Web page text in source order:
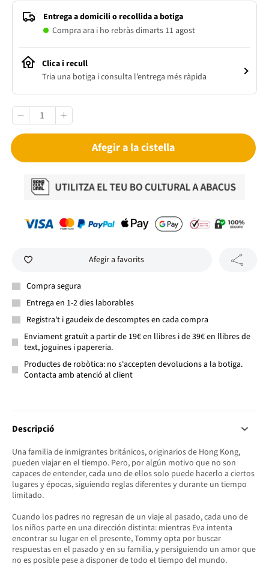
Entrega a domicili o recollida a botiga
Compra ara i ho rebràs dimarts 11 agost
Clica i recull
Tria una botiga i consulta l’entrega més ràpida
Afegir a la cistella
Afegir a favorits
Compra segura
Entrega en 1-2 dies laborables
Registra't i gaudeix de descomptes en cada compra
Enviament gratuït a partir de 19€ en llibres i de 39€ en llibres de
text, joguines i papereria.
Productes de robòtica: no s'accepten devolucions a la botiga.
Contacta amb atenció al client
Descripció
Una familia de inmigrantes británicos, originarios de Hong Kong,
pueden viajar en el tiempo. Pero, por algún motivo que no son
capaces de entender, cada uno de ellos solo puede hacerlo a ciertos
lugares y épocas, siguiendo reglas diferentes y durante un tiempo
limitado.
Cuando los padres no regresan de un viaje al pasado, cada uno de
los niños parte en una dirección distinta: mientras Eva intenta
encontrar su lugar en el presente, Tommy opta por buscar
respuestas en el pasado y en su familia, y persiguiendo un amor que
no es posible pese a disponer de todo el tiempo del mundo.